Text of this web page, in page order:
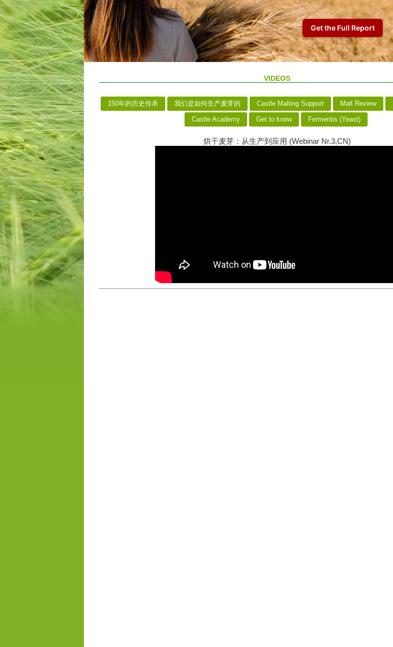
VIDEOS
150年的历史传承 我们是如何生产麦芽的 Castle Malting Support Malt Review
Castle Academy Get to know Fermentis (Yeast)
烘干麦芽：从生产到应用 (Webinar Nr.3,CN)